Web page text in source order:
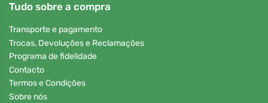
Tudo sobre a compra
Transporte e pagamento
Trocas, Devoluções e Reclamações
Programa de fidelidade
Contacto
Termos e Condições
Sobre nós